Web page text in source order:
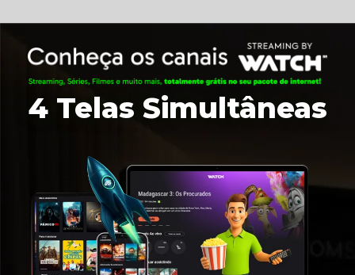
4 Telas Simultâneas